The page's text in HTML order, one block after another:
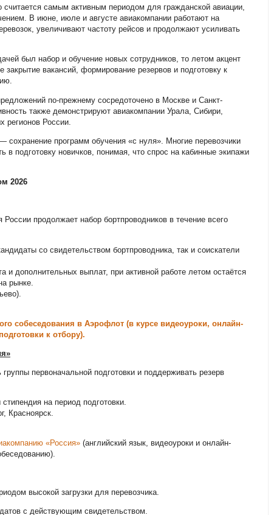
считается самым активным периодом для гражданской авиации,
В июне, июле и августе авиакомпании работают на
увеличивают частоту рейсов и продолжают усиливать
был набор и обучение новых сотрудников, то летом акцент
закрытие вакансий, формирование резервов и подготовку к
по-прежнему сосредоточено в Москве и Санкт-
также демонстрируют авиакомпании Урала, Сибири,
регионов России.
сохранение программ обучения «с нуля». Многие перевозчики
в подготовку новичков, понимая, что спрос на кабинные экипажи
2026
России продолжает набор бортпроводников в течение всего
со свидетельством бортпроводника, так и соискатели
и дополнительных выплат, при активной работе летом остаётся
рынке.
собеседования в Аэрофлот (в курсе видеоуроки, онлайн-
к отбору).
первоначальной подготовки и поддерживать резерв
на период подготовки.
Красноярск.
«Россия» (английский язык, видеоуроки и онлайн-
высокой загрузки для перевозчика.
с действующим свидетельством.